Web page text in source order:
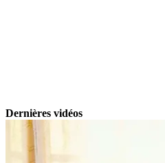
Dernières vidéos